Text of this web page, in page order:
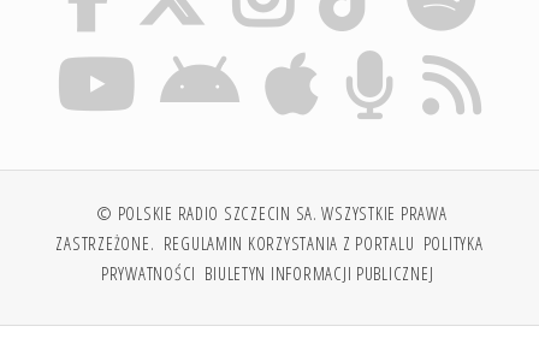
© POLSKIE RADIO SZCZECIN SA. WSZYSTKIE PRAWA
ZASTRZEŻONE. REGULAMIN KORZYSTANIA Z PORTALU POLITYKA
PRYWATNOŚCI BIULETYN INFORMACJI PUBLICZNEJ